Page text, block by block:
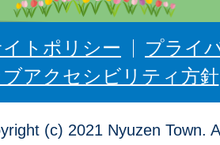
トポリシー
プライ
アクセシビリティ方針
(c) 2021 Nyuzen Town.